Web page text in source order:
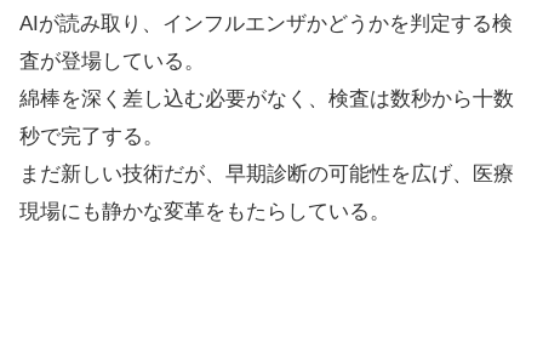
AIが読み取り、インフルエンザかどうかを判定する検
査が登場している。
綿棒を深く差し込む必要がなく、検査は数秒から十数
秒で完了する。
まだ新しい技術だが、早期診断の可能性を広げ、医療
現場にも静かな変革をもたらしている。